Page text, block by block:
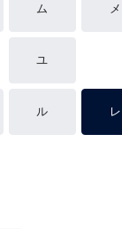
ム メ
ユ
ル レ